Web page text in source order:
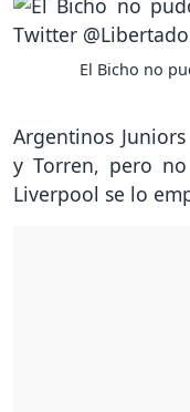
El Bicho no
Argentinos
y Torren, pero
Liverpool se lo